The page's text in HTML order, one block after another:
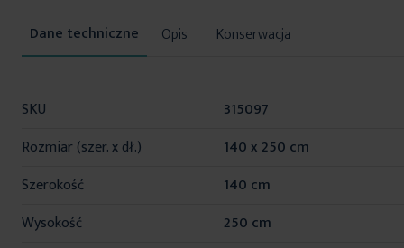
Opis Konserwacja
Więcej
SKU
315097
Rozmiar (szer. x dł.)
140 x 250 cm
Szerokość
140 cm
Wysokość
250 cm